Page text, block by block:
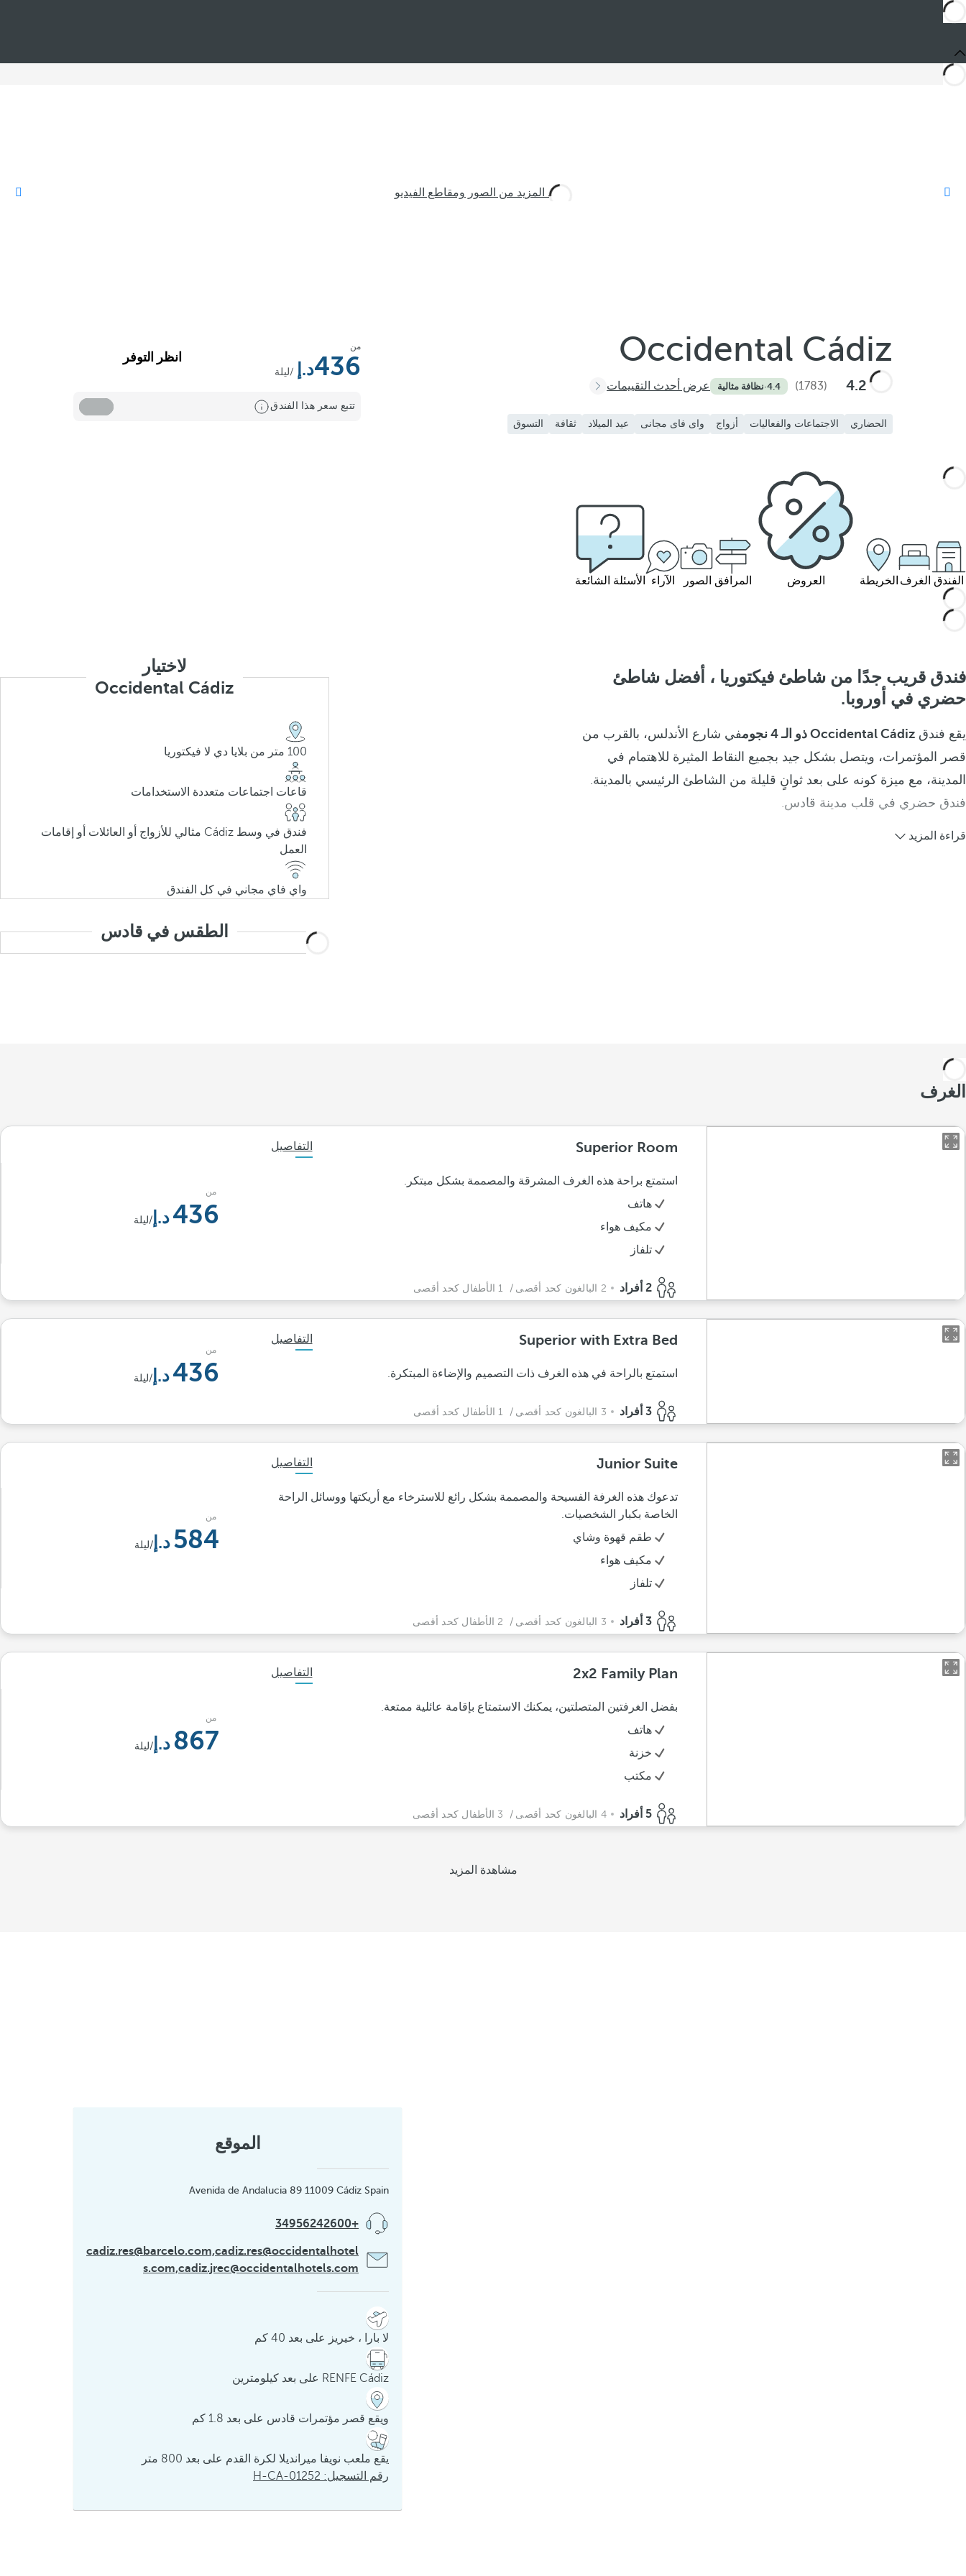
شاهد المزيد من الصور ومقاطع الفيديو
من
436 /ليلة
انظر التوفر
تتبع سعر هذا الفندق
Occidental Cádiz
4.2
(1783)
4.4
·نظافة مثالية عرض أحدث التقييمات
الحضاري الاجتماعات والفعاليات أزواج واى فاى مجانى عيد الميلاد ثقافة التسوق
الفندق الغرف الخريطة العروض المرافق الصور الآراء الأسئلة الشائعة
فندق قريب جدًا من شاطئ فيكتوريا ، أفضل شاطئ
حضري في أوروبا.
يقع فندق Occidental Cádiz ذو الـ 4 نجوم
في شارع الأندلس، بالقرب من
قصر المؤتمرات، ويتصل بشكل جيد بجميع النقاط المثيرة للاهتمام في
المدينة، مع ميزة كونه على بعد ثوانٍ قليلة من الشاطئ الرئيسي بالمدينة.
فندق حضري في قلب مدينة قادس.
قراءة المزيد
لاختيار
Occidental Cádiz
100 متر من بلايا دي لا فيكتوريا
قاعات اجتماعات متعددة الاستخدامات
فندق في وسط Cádiz مثالي للأزواج أو العائلات أو إقامات
العمل
واي فاي مجاني في كل الفندق
الطقس في قادس
الغرف
Superior Room التفاصيل
استمتع براحة هذه الغرف المشرقة والمصممة بشكل مبتكر.
هاتف
مكيف هواء
تلفاز
2 البالغون كحد أقصى / 1 الأطفال كحد أقصى
من
436 /ليلة
Superior with Extra Bed التفاصيل
استمتع بالراحة في هذه الغرف ذات التصميم والإضاءة المبتكرة.
3 البالغون كحد أقصى / 1 الأطفال كحد أقصى
من
436 /ليلة
Junior Suite التفاصيل
تدعوك هذه الغرفة الفسيحة والمصممة بشكل رائع للاسترخاء مع أريكتها ووسائل الراحة
الخاصة بكبار الشخصيات.
طقم قهوة وشاي
مكيف هواء
تلفاز
3 البالغون كحد أقصى / 2 الأطفال كحد أقصى
من
584 /ليلة
2x2 Family Plan التفاصيل
بفضل الغرفتين المتصلتين، يمكنك الاستمتاع بإقامة عائلية ممتعة.
هاتف
خزنة
مكتب
4 البالغون كحد أقصى / 3 الأطفال كحد أقصى
من
867 /ليلة
مشاهدة المزيد
الموقع
Avenida de Andalucia 89 11009 Cádiz Spain
+34956242600
cadiz.res@barcelo.com,cadiz.res@occidentalhotel
s.com,cadiz.jrec@occidentalhotels.com
لا بارا ، خيريز على بعد 40 كم
RENFE Cádiz على بعد كيلومترين
ويقع قصر مؤتمرات قادس على بعد 1.8 كم
يقع ملعب نويفا ميرانديلا لكرة القدم على بعد 800 متر
رقم التسجيل: H-CA-01252